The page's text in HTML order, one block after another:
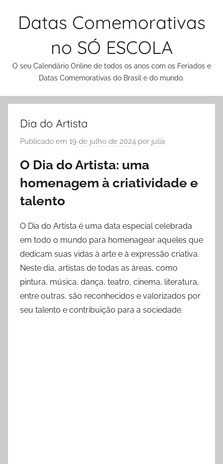
Datas Comemorativas
no SÓ ESCOLA
O seu Calendário Online de todos os anos com os Feriados e
Datas Comemorativas do Brasil e do mundo.
Dia do Artista
Publicado em 19 de julho de 2024 por julia
O Dia do Artista: uma
homenagem à criatividade e
talento
O Dia do Artista é uma data especial celebrada
em todo o mundo para homenagear aqueles que
dedicam suas vidas à arte e à expressão criativa.
Neste dia, artistas de todas as áreas, como
pintura, música, dança, teatro, cinema, literatura,
entre outras, são reconhecidos e valorizados por
seu talento e contribuição para a sociedade.